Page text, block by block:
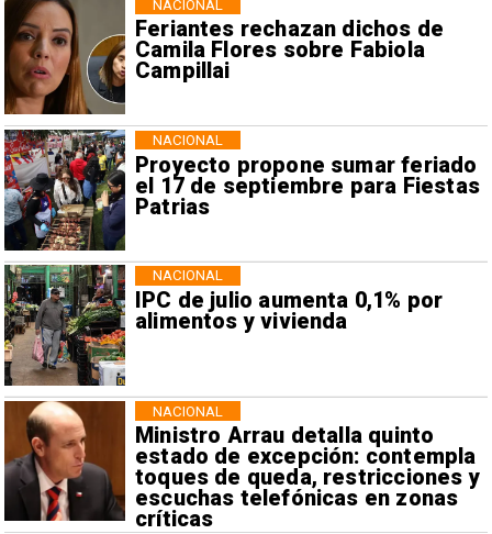
Feriantes rechazan dichos de
Camila Flores sobre Fabiola
Campillai
NACIONAL
Proyecto propone sumar feriado
el 17 de septiembre para Fiestas
Patrias
NACIONAL
IPC de julio aumenta 0,1% por
alimentos y vivienda
NACIONAL
Ministro Arrau detalla quinto
estado de excepción: contempla
toques de queda, restricciones y
escuchas telefónicas en zonas
críticas
NACIONAL